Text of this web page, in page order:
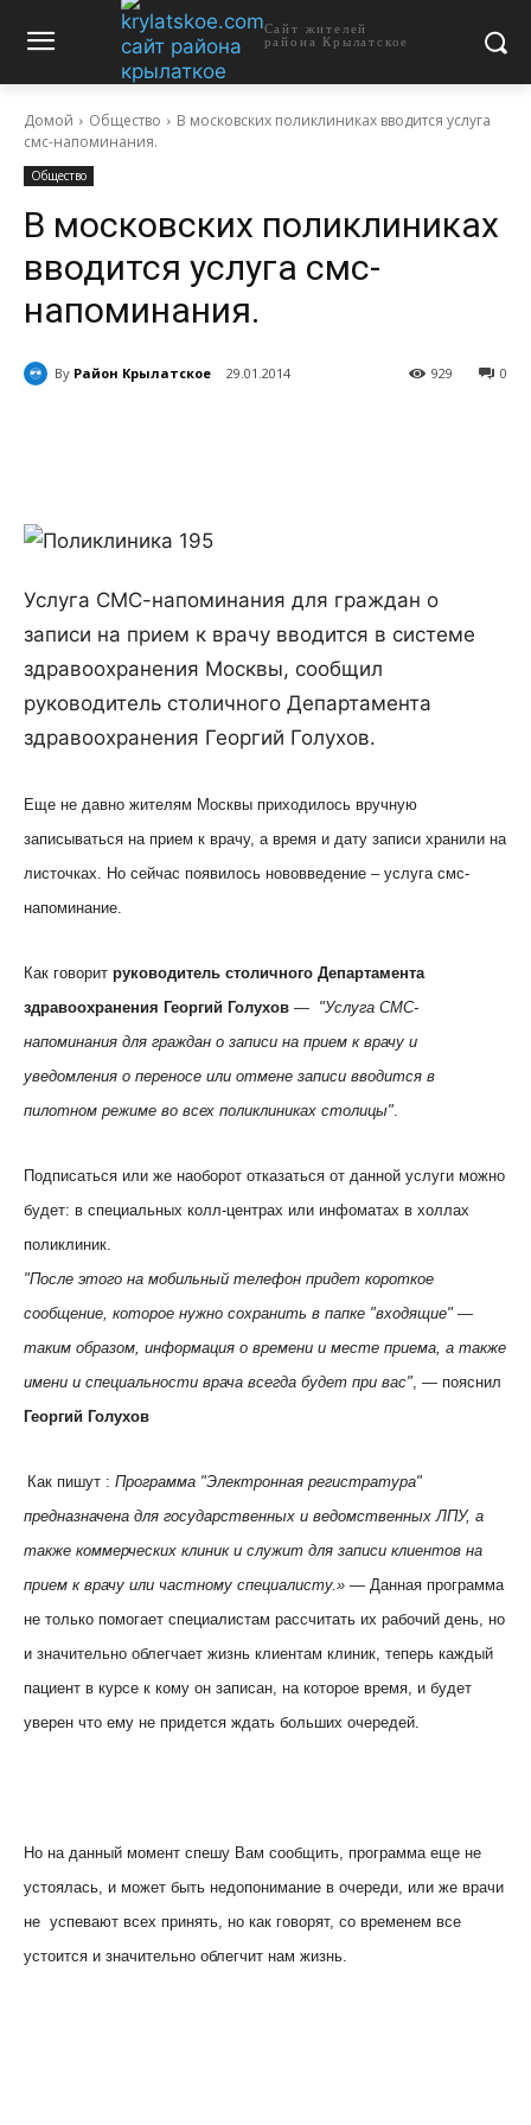
Сайт жителей
района Крылатское
Домой Общество
В московских поликлиниках вводится услуга
смс-напоминания.
Общество
В московских поликлиниках
вводится услуга смс-
напоминания.
By Район Крылатское 29.01.2014 0
929
Услуга СМС-напоминания для граждан о
записи на прием к врачу вводится в системе
здравоохранения Москвы, сообщил
руководитель столичного Департамента
здравоохранения Георгий Голухов.
Еще не давно жителям Москвы приходилось вручную
записываться на прием к врачу, а время и дату записи хранили на
листочках. Но сейчас появилось нововведение – услуга смс-
напоминание.
Как говорит руководитель столичного Департамента
здравоохранения Георгий Голухов — "Услуга СМС-
напоминания для граждан о записи на прием к врачу и
уведомления о переносе или отмене записи вводится в
пилотном режиме во всех поликлиниках столицы".
Подписаться или же наоборот отказаться от данной услуги можно
будет: в специальных колл-центрах или инфоматах в холлах
поликлиник.
"После этого на мобильный телефон придет короткое
сообщение, которое нужно сохранить в папке "входящие" —
таким образом, информация о времени и месте приема, а также
имени и специальности врача всегда будет при вас", — пояснил
Георгий Голухов
Как пишут : Программа "Электронная регистратура"
предназначена для государственных и ведомственных ЛПУ, а
также коммерческих клиник и служит для записи клиентов на
прием к врачу или частному специалисту.» — Данная программа
не только помогает специалистам рассчитать их рабочий день, но
и значительно облегчает жизнь клиентам клиник, теперь каждый
пациент в курсе к кому он записан, на которое время, и будет
уверен что ему не придется ждать больших очередей.
Но на данный момент спешу Вам сообщить, программа еще не
устоялась, и может быть недопонимание в очереди, или же врачи
не успевают всех принять, но как говорят, со временем все
устоится и значительно облегчит нам жизнь.